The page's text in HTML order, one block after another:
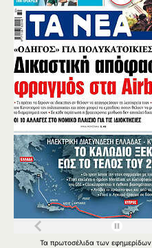
Τα πρωτοσέλιδα των εφημερίδων